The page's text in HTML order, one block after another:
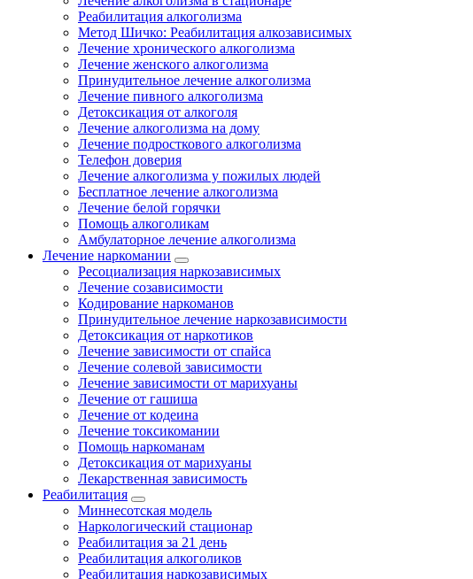
Реабилитация алкоголизма
Метод Шичко: Реабилитация алкозависимых
Лечение хронического алкоголизма
Лечение женского алкоголизма
Принудительное лечение алкоголизма
Лечение пивного алкоголизма
Детоксикация от алкоголя
Лечение алкоголизма на дому
Лечение подросткового алкоголизма
Телефон доверия
Лечение алкоголизма у пожилых людей
Бесплатное лечение алкоголизма
Лечение белой горячки
Помощь алкоголикам
Амбулаторное лечение алкоголизма
Лечение наркомании
Ресоциализация наркозависимых
Лечение созависимости
Кодирование наркоманов
Принудительное лечение наркозависимости
Детоксикация от наркотиков
Лечение зависимости от спайса
Лечение солевой зависимости
Лечение зависимости от марихуаны
Лечение от гашиша
Лечение от кодеина
Лечение токсикомании
Помощь наркоманам
Детоксикация от марихуаны
Лекарственная зависимость
Реабилитация
Миннесотская модель
Наркологический стационар
Реабилитация за 21 день
Реабилитация алкоголиков
Реабилитация наркозависимых